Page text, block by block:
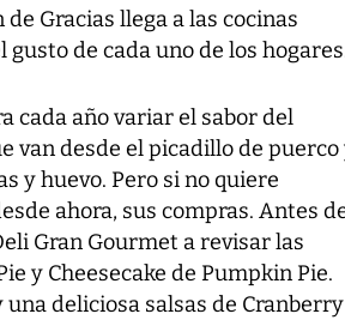
Gracias llega a las cocinas
de cada uno de los
cada año variar el sabor del
van desde el picadillo de puerco
y huevo. Pero si no quiere
ahora, sus compras. Antes
Gran Gourmet a revisar las
y Cheesecake de Pumpkin Pie.
deliciosa salsas de Cranberry